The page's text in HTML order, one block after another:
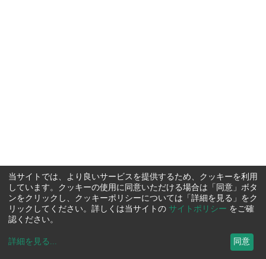
当サイトでは、より良いサービスを提供するため、クッキーを利用
しています。クッキーの使用に同意いただける場合は「同意」ボタ
ンをクリックし、クッキーポリシーについては「詳細を見る」をク
リックしてください。詳しくは当サイトの サイトポリシー をご確
認ください。
詳細を見る ... 同意